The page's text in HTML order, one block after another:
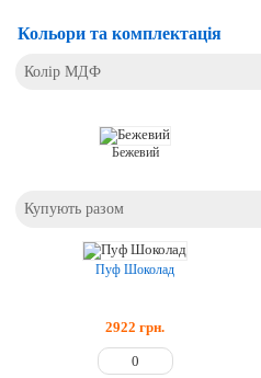
Кольори та комплектація
Колір МДФ
Бежевий
Купують разом
Пуф Шоколад
2922 грн.